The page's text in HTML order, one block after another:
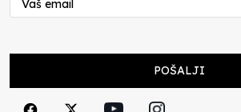
POŠALJI